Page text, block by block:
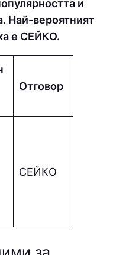
и
Най-вероятният
е СEЙКO.
Отговор
СEЙКO